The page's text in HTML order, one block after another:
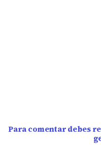
Para comentar debes